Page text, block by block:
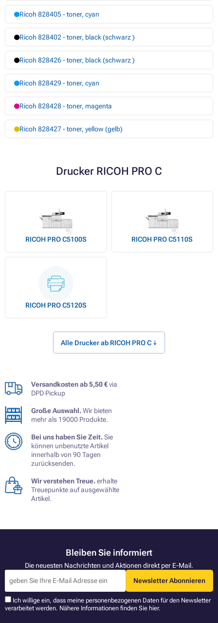
Ricoh 828405 - toner, cyan
Ricoh 828402 - toner, black (schwarz )
Ricoh 828426 - toner, black (schwarz )
Ricoh 828429 - toner, cyan
Ricoh 828428 - toner, magenta
Ricoh 828427 - toner, yellow (gelb)
Drucker RICOH PRO C
RICOH PRO C5100S RICOH PRO C5110S
RICOH PRO C5120S
Alle Drucker ab RICOH PRO C ↓
Versandkosten ab 5,50 €via
DPD Pickup
Große Auswahl.Wir bieten
mehr als 19000 Produkte.
Bei uns haben Sie Zeit.Sie
können unbenutzte Artikel
innerhalb von 90 Tagen
zurücksenden.
Wir verstehen Treue.erhalte
Treuepunkte auf ausgewählte
Artikel.
Bleiben Sie informiert
Die neuesten Nachrichten und Aktionen direkt per E-Mail.
Newsletter Abonnieren
Ich willige ein, dass meine personenbezogenen Daten für den Newsletter
verarbeitet werden. Nähere Informationen finden Sie hier.